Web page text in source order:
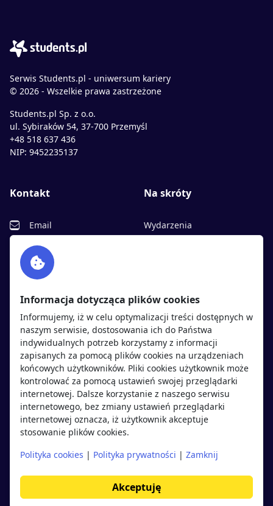
Serwis Students.pl - uniwersum kariery
© 2026 - Wszelkie prawa zastrzeżone
Students.pl Sp. z o.o.
ul. Sybiraków 54, 37-700 Przemyśl
+48 518 637 436
NIP: 9452235137
Kontakt
Email
Facebook
Twitter
Na skróty
Wydarzenia
Polityka cookies
Polityka prywatności
Kandydaci
Regulamin kandydata
Oferty pracy
Pracodawcy
Opinie o pracodawcach
Blog
Pracodawcy
Regulamin pracodawcy
Dodaj ogłoszenie
Informacja dotycząca plików cookies
Informujemy, iż w celu optymalizacji treści dostępnych w
naszym serwisie, dostosowania ich do Państwa
indywidualnych potrzeb korzystamy z informacji
zapisanych za pomocą plików cookies na urządzeniach
końcowych użytkowników. Pliki cookies użytkownik może
kontrolować za pomocą ustawień swojej przeglądarki
internetowej. Dalsze korzystanie z naszego serwisu
internetowego, bez zmiany ustawień przeglądarki
internetowej oznacza, iż użytkownik akceptuje
stosowanie plików cookies.
Polityka cookies | Polityka prywatności | Zamknij
Akceptuję